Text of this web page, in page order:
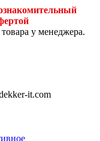
у менеджера.
it.com